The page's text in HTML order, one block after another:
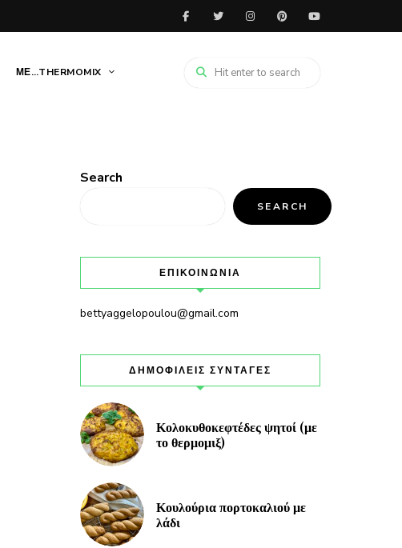
ΜΕ…THERMOMIX
Search
SEARCH
ΕΠΙΚΟΙΝΩΝΙΑ
bettyaggelopoulou@gmail.com
ΔΗΜΟΦΙΛΕΙΣ ΣΥΝΤΑΓΕΣ
Κολοκυθοκεφτέδες ψητοί (με
το θερμομιξ)
Κουλούρια πορτοκαλιού με
λάδι